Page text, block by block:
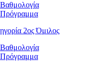
Βαθμολογία
Πρόγραμμα
2ος Όμιλος
Βαθμολογία
Πρόγραμμα